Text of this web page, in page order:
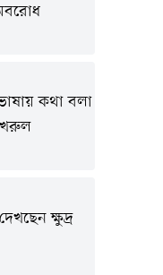
কথা বলা
ক্ষুদ্র